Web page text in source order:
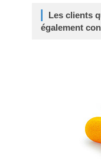
Les clients
également